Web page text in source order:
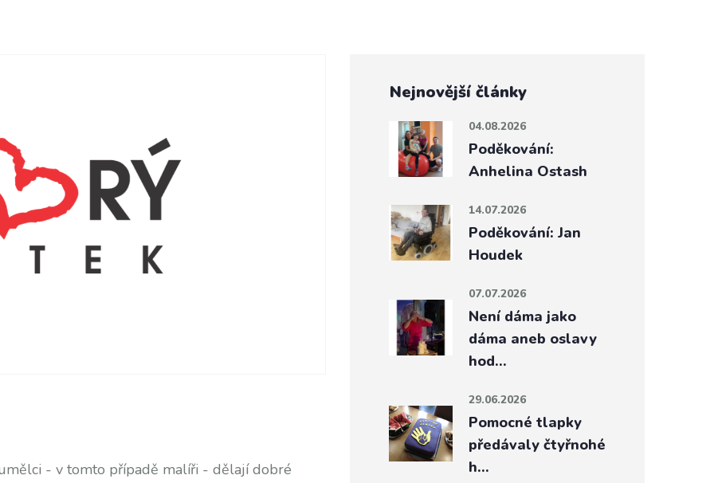
- v tomto případě malíři - dělají dobré
Nejnovější články
04.08.2026
Poděkování:
Anhelina Ostash
14.07.2026
Poděkování: Jan
Houdek
07.07.2026
Není dáma jako
dáma aneb oslavy
hod…
29.06.2026
Pomocné tlapky
předávaly čtyřnohé
h…